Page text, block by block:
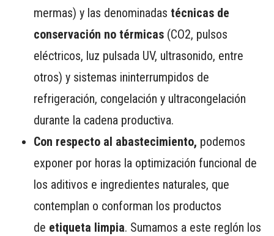
mermas) y las denominadas técnicas de
conservación no térmicas (CO2, pulsos
eléctricos, luz pulsada UV, ultrasonido, entre
otros) y sistemas ininterrumpidos de
refrigeración, congelación y ultracongelación
durante la cadena productiva.
Con respecto al abastecimiento, podemos
exponer por horas la optimización funcional de
los aditivos e ingredientes naturales, que
contemplan o conforman los productos
de etiqueta limpia. Sumamos a este reglón los